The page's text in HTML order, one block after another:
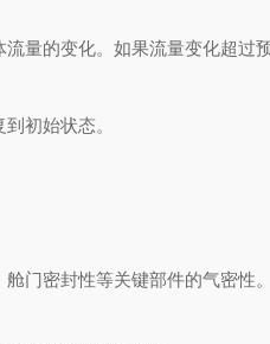
的变化。如果流量变化超过预
初始状态。
密封性等关键部件的气密性。